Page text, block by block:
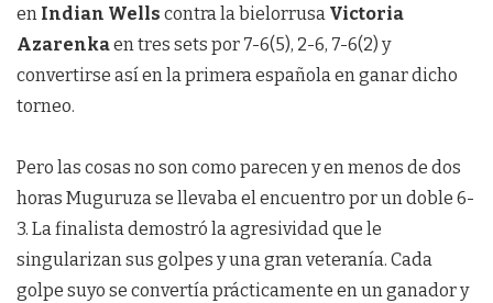
en Indian Wells contra la bielorrusa Victoria
Azarenkaen tres sets por 7-6(5), 2-6, 7-6(2) y
convertirse así en la primera española en ganar dicho
torneo.
Pero las cosas no son como parecen y en menos de dos
horas Muguruza se llevaba el encuentro por un doble 6-
3. La finalista demostró la agresividad que le
singularizan sus golpes y una gran veteranía. Cada
golpe suyo se convertía prácticamente en un ganador y